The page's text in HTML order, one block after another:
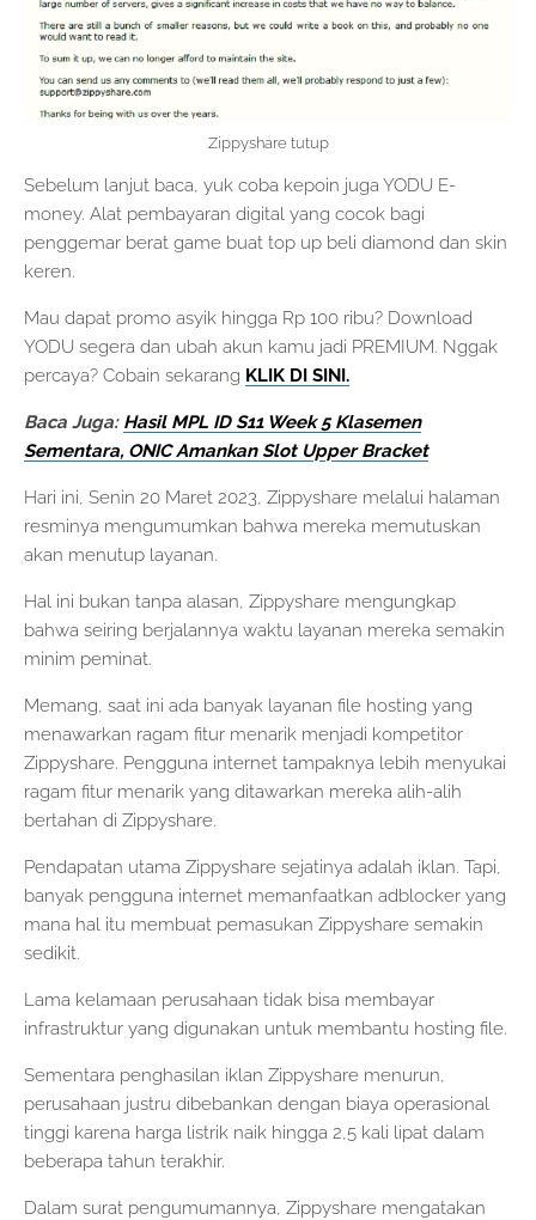
Zippyshare tutup
Sebelum lanjut baca, yuk coba kepoin juga YODU E-
money. Alat pembayaran digital yang cocok bagi
penggemar berat game buat top up beli diamond dan skin
keren.
Mau dapat promo asyik hingga Rp 100 ribu? Download
YODU segera dan ubah akun kamu jadi PREMIUM. Nggak
percaya? Cobain sekarang KLIK DI SINI.
Baca Juga: Hasil MPL ID S11 Week 5 Klasemen
Sementara, ONIC Amankan Slot Upper Bracket
Hari ini, Senin 20 Maret 2023, Zippyshare melalui halaman
resminya mengumumkan bahwa mereka memutuskan
akan menutup layanan.
Hal ini bukan tanpa alasan, Zippyshare mengungkap
bahwa seiring berjalannya waktu layanan mereka semakin
minim peminat.
Memang, saat ini ada banyak layanan file hosting yang
menawarkan ragam fitur menarik menjadi kompetitor
Zippyshare. Pengguna internet tampaknya lebih menyukai
ragam fitur menarik yang ditawarkan mereka alih-alih
bertahan di Zippyshare.
Pendapatan utama Zippyshare sejatinya adalah iklan. Tapi,
banyak pengguna internet memanfaatkan adblocker yang
mana hal itu membuat pemasukan Zippyshare semakin
sedikit.
Lama kelamaan perusahaan tidak bisa membayar
infrastruktur yang digunakan untuk membantu hosting file.
Sementara penghasilan iklan Zippyshare menurun,
perusahaan justru dibebankan dengan biaya operasional
tinggi karena harga listrik naik hingga 2,5 kali lipat dalam
beberapa tahun terakhir.
Dalam surat pengumumannya, Zippyshare mengatakan